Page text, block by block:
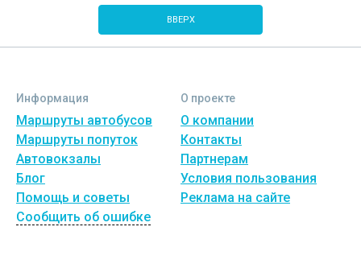
ВВЕРХ
Информация
Маршруты автобусов
Маршруты попуток
Автовокзалы
Блог
Помощь и советы
Сообщить об ошибке
О проекте
О компании
Контакты
Партнерам
Условия пользования
Реклама на сайте